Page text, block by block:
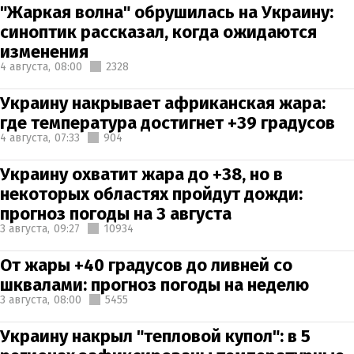
"Жаркая волна" обрушилась на Украину:
синоптик рассказал, когда ожидаются
изменения
4 августа, 08:00 2328
Украину накрывает африканская жара:
где температура достигнет +39 градусов
4 августа, 07:33 904
Украину охватит жара до +38, но в
некоторых областях пройдут дожди:
прогноз погоды на 3 августа
3 августа, 09:27 10934
От жары +40 градусов до ливней со
шквалами: прогноз погоды на неделю
3 августа, 08:00 5455
Украину накрыл "тепловой купол": в 5